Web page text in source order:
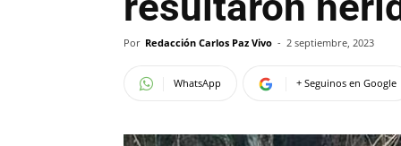
Por Redacción Carlos Paz Vivo - 2 septiembre, 2023
WhatsApp + Seguinos en Google